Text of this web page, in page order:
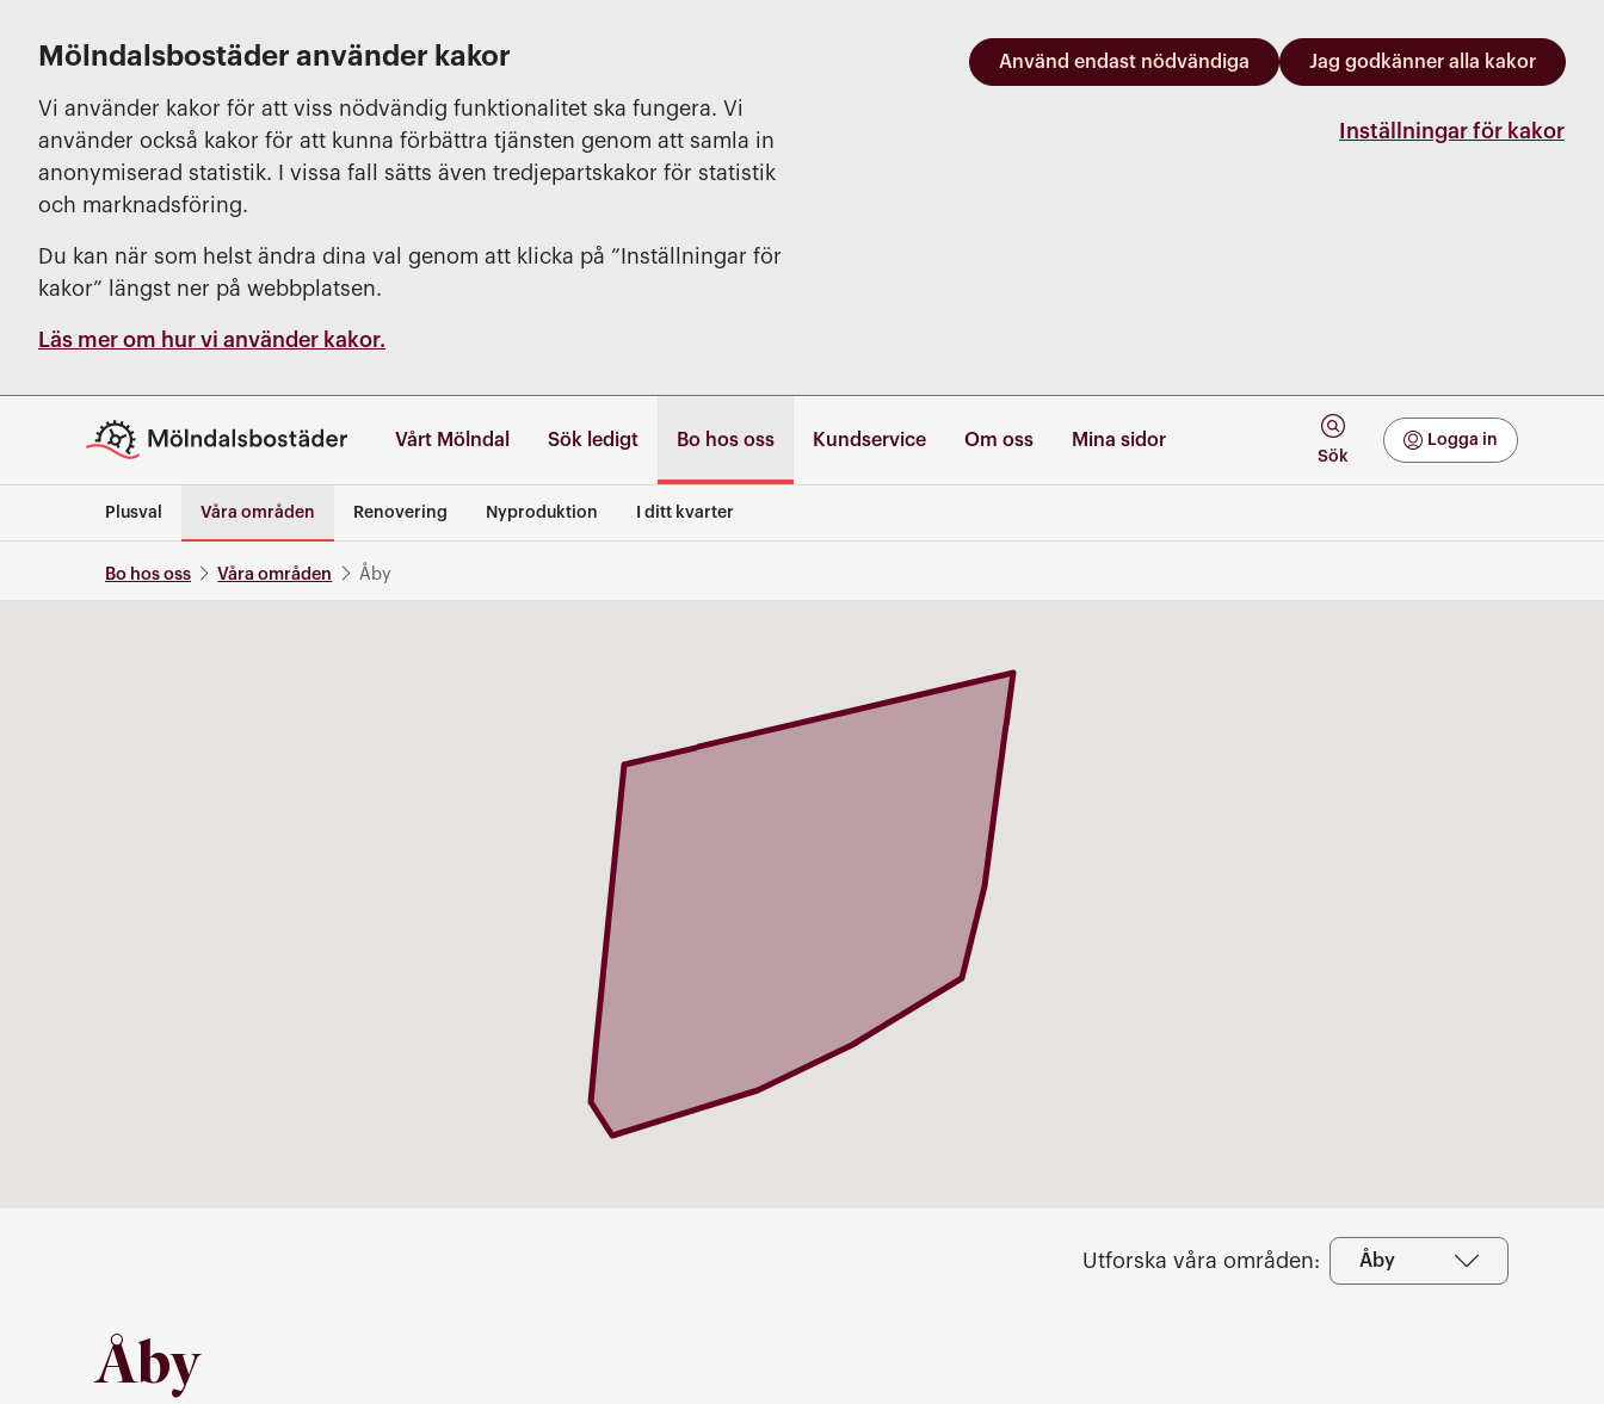
Mölndalsbostäder använder kakor
Vi använder kakor för att viss nödvändig funktionalitet ska fungera. Vi
använder också kakor för att kunna förbättra tjänsten genom att samla in
anonymiserad statistik. I vissa fall sätts även tredjepartskakor för statistik
och marknadsföring.
Du kan när som helst ändra dina val genom att klicka på ”Inställningar för
kakor” längst ner på webbplatsen.
Läs mer om hur vi använder kakor.
Använd endast nödvändiga Jag godkänner alla kakor
Inställningar för kakor
Vårt Mölndal Sök ledigt Bo hos oss
Plusval Våra områden Renovering Nyproduktion I ditt kvarter
Kundservice Om oss Mina sidor
Mina Sidor Sök
Logga in
Bo hos oss Våra områden Åby
Utforska våra områden:
Utforska våra områden
Åby
Åby